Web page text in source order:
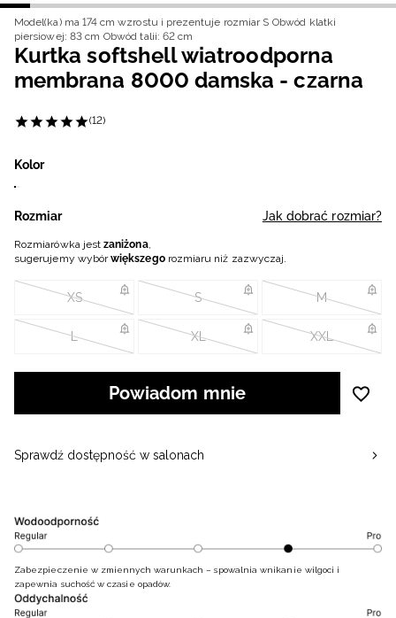
Model(ka) ma 174 cm wzrostu i prezentuje rozmiar S Obwód klatki
piersiowej: 83 cm Obwód talii: 62 cm
Kurtka softshell wiatroodporna
membrana 8000 damska - czarna
(12)
Kolor
Rozmiar Jak dobrać rozmiar?
Rozmiarówka jestzaniżona,
sugerujemy wybórwiększegorozmiaru niż zazwyczaj.
XS S M
L XL XXL
Powiadom mnie
Sprawdź dostępność w salonach
Zabezpieczenie w zmiennych warunkach – spowalnia wnikanie wilgoci i
zapewnia suchość w czasie opadów.